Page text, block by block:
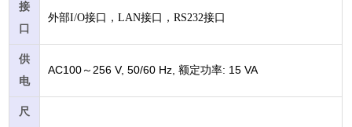
接
口
外部I/O接口，LAN接口，RS232接口
供
电
AC100 ～256 V, 50/60 Hz,额定功率: 15 VA
尺